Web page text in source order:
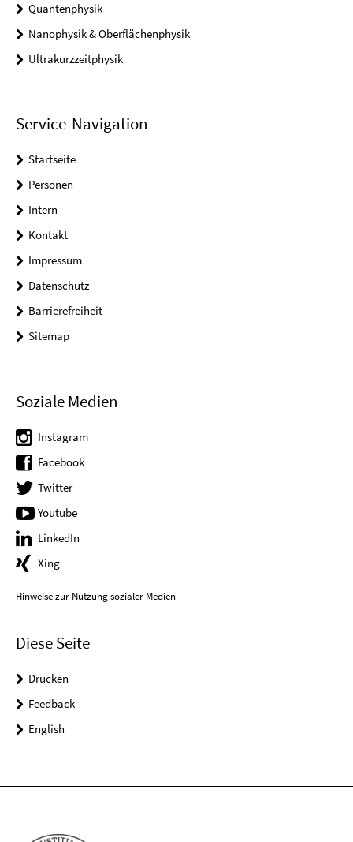
Quantenphysik
Nanophysik & Oberflächenphysik
Ultrakurzzeitphysik
Service-Navigation
Startseite
Personen
Intern
Kontakt
Impressum
Datenschutz
Barrierefreiheit
Sitemap
Soziale Medien
Instagram
Facebook
Twitter
Youtube
LinkedIn
Xing
Hinweise zur Nutzung sozialer Medien
Diese Seite
Drucken
Feedback
English